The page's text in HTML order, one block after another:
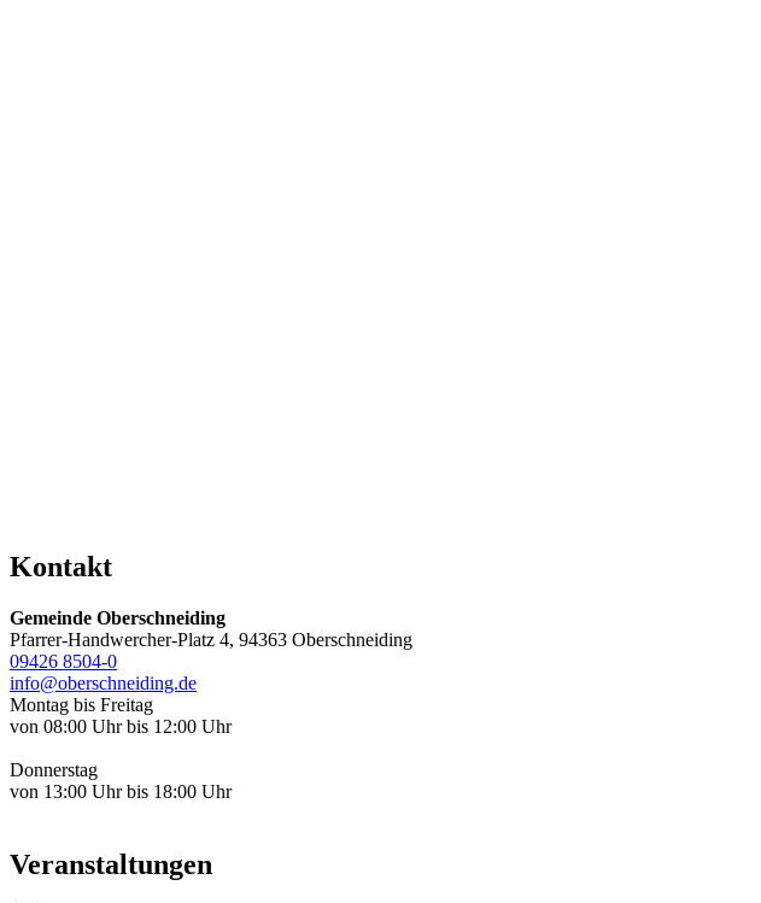
Kontakt
Gemeinde Oberschneiding
Pfarrer-Handwercher-Platz 4, 94363 Oberschneiding
09426 8504-0
info@oberschneiding.de
Montag bis Freitag
von 08:00 Uhr bis 12:00 Uhr
Donnerstag
von 13:00 Uhr bis 18:00 Uhr
Veranstaltungen